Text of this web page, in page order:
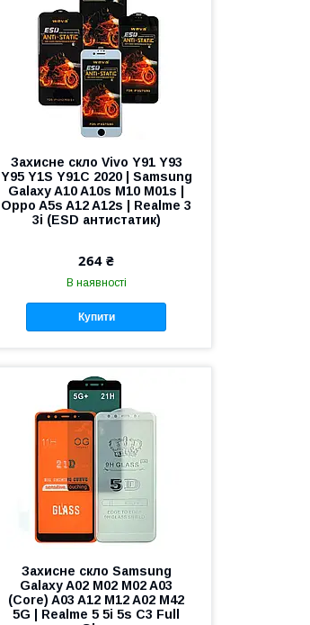
Захисне скло Vivo Y91 Y93
Y95 Y1S Y91C 2020 | Samsung
Galaxy A10 A10s M10 M01s |
Oppo A5s A12 A12s | Realme 3
3i (ESD антистатик)
264 ₴
В наявності
Купити
Захисне скло Samsung
Galaxy A02 M02 M02 A03
(Core) A03 A12 M12 A02 M42
5G | Realme 5 5i 5s C3 Full